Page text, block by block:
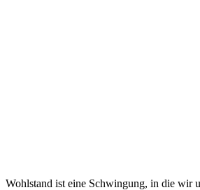
Wohlstand ist eine Schwingung, in die wir